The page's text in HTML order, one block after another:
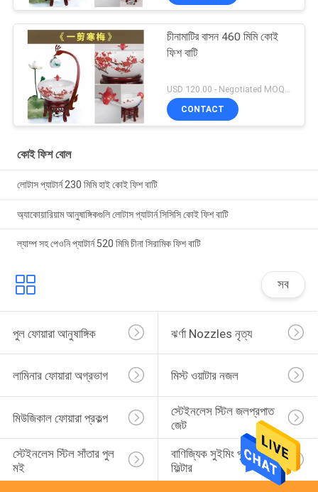
চীনামাটির বাসন 460 মিমি কোই
ফিশ বাটি
CONTACT
কোই ফিশ বোল
লোটাস প্যাটার্ন 230 মিমি হাই কোই ফিশ বাটি
অ্যাকোয়ারিয়াম আনুষাঙ্গিকগুলি লোটাস প্যাটার্ন সিসিসি কোই ফিশ বাটি
ল্যাম্প সহ পেওনি প্যাটার্ন 520 মিমি চীনা সিরামিক ফিশ বাটি
সব
পুল ফোয়ারা আনুষাঙ্গিক ঝর্ণা Nozzles নৃত্য
লামিনার ফোয়ারা অগ্রভাগ মিস্ট ওয়াটার নজল
মিউজিকাল ফোয়ারা প্রকল্প
স্টেইনলেস স্টিল জলপ্রপাত
জেট
স্টেইনলেস স্টিল সাঁতার পুল
মই
বাণিজ্যিক সুইমিং পুল বালির
ফিল্টার